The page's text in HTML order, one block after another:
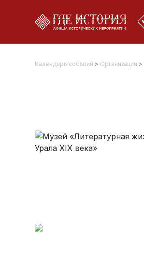
Календарь событий > Организации >